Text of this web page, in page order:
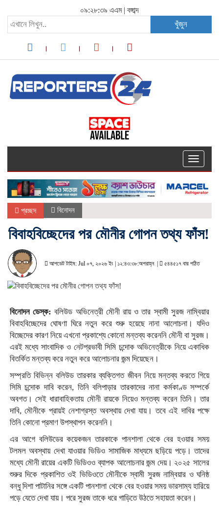
০৯:২৮:৩৯ এএম| বঙ্গাব্দ
খুঁজুন
Toggle
প্রচ্ছদ বিনোদন
বিবাহবিচ্ছেদের পর মৌনীর গোপন তথ্য ফাঁস!
আপডেট টাইম: Jul ০৭, ২০২৬ ইং | ১২:৪৩:৩৮:অপরাহ্ন | ৫৪৪৫১৭ বার পঠিত
বিনোদন ডেস্ক:বলিউড অভিনেত্রী মৌনী রায় ও তার স্বামী সুরজ নাম্বিয়ার
বিবাহবিচ্ছেদের ঘোষণা ঘিরে নতুন করে শুরু হয়েছে নানা আলোচনা। যদিও
বিচ্ছেদের কারণ নিয়ে এখনো প্রকাশ্যে কোনো মন্তব্য করেননি মৌনী বা সুরজ।
এরই মধ্যে সাংবাদিক ও নেটপ্রভাবী সিমি চন্দোক অভিনেত্রীকে নিয়ে একাধিক
বিতর্কিত মন্তব্য করে নতুন করে আলোচনার জন্ম দিয়েছেন।
সম্প্রতি বিভিন্ন বলিউড তারকার ব্যক্তিগত জীবন নিয়ে মন্তব্য করতে গিয়ে
সিমি চন্দোক দাবি করেন, তিনি বলিপাড়ার তারকাদের নানা কর্মকাণ্ড সম্পর্কে
অবগত। সেই ধারাবাহিকতায় মৌনী রায়কে নিয়েও মন্তব্য করেন তিনি। তার
দাবি, মৌনীকে প্রায়ই নেশাগ্রস্ত অবস্থায় দেখা যায়। তবে এই দাবির পক্ষে
তিনি কোনো প্রমাণ উপস্থাপন করেননি।
এর আগে বলিউডের কয়েকজন তারকাকে পানশালা থেকে বের হওয়ার সময়
টলমল অবস্থায় দেখা যাওয়ার ভিডিও সামাজিক মাধ্যমে ছড়িয়ে পড়ে। তাদের
মধ্যে মৌনী রায়ের একটি ভিডিওও ব্যাপক আলোচনার জন্ম দেয়। ২০২৫ সালের
শুরুর দিকে প্রকাশিত ওই ভিডিওতে মৌনীকে স্বামী সুরজ নাম্বিয়ার ও ঘনিষ্ঠ
বন্ধু দিশা পাটানির সঙ্গে একটি পানশালা থেকে বের হওয়ার সময় ভারসাম্য হারিয়ে
পড়ে যেতে দেখা যায়। পরে সুরজ তাকে ধরে গাড়িতে উঠতে সহায়তা করেন।